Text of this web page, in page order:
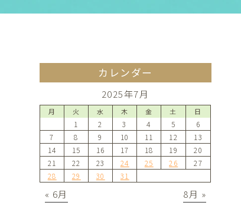
カレンダー
2025年7月
月 火 水 木 金 土 日
1 2 3 4 5
6
7
8 9 10 11 12
13
14
15 16 17 18 19
20
21
22 23 24 25 26
27
28
29 30 31
« 6月 8月 »